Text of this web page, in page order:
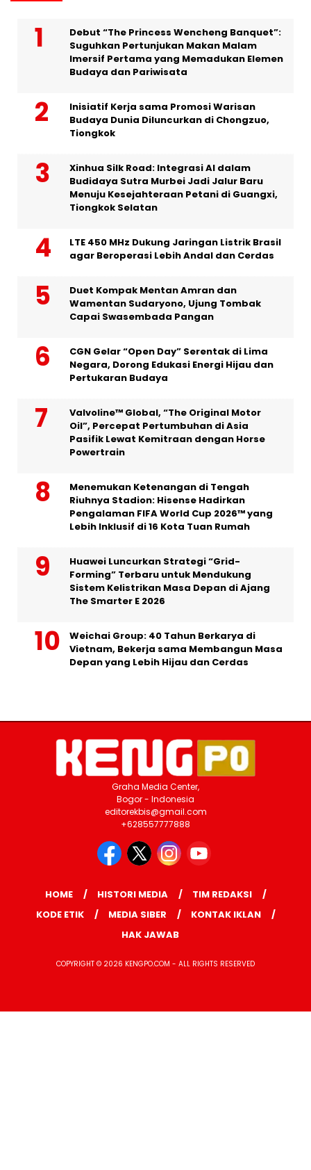
Debut “The Princess Wencheng Banquet”:
Suguhkan Pertunjukan Makan Malam
Imersif Pertama yang Memadukan Elemen
Budaya dan Pariwisata
Inisiatif Kerja sama Promosi Warisan
Budaya Dunia Diluncurkan di Chongzuo,
Tiongkok
Xinhua Silk Road: Integrasi AI dalam
Budidaya Sutra Murbei Jadi Jalur Baru
Menuju Kesejahteraan Petani di Guangxi,
Tiongkok Selatan
LTE 450 MHz Dukung Jaringan Listrik Brasil
agar Beroperasi Lebih Andal dan Cerdas
Duet Kompak Mentan Amran dan
Wamentan Sudaryono, Ujung Tombak
Capai Swasembada Pangan
CGN Gelar “Open Day” Serentak di Lima
Negara, Dorong Edukasi Energi Hijau dan
Pertukaran Budaya
Valvoline™ Global, “The Original Motor
Oil”, Percepat Pertumbuhan di Asia
Pasifik Lewat Kemitraan dengan Horse
Powertrain
Menemukan Ketenangan di Tengah
Riuhnya Stadion: Hisense Hadirkan
Pengalaman FIFA World Cup 2026™ yang
Lebih Inklusif di 16 Kota Tuan Rumah
Huawei Luncurkan Strategi “Grid-
Forming” Terbaru untuk Mendukung
Sistem Kelistrikan Masa Depan di Ajang
The Smarter E 2026
Weichai Group: 40 Tahun Berkarya di
Vietnam, Bekerja sama Membangun Masa
Depan yang Lebih Hijau dan Cerdas
Graha Media Center,
Bogor - Indonesia
editorekbis@gmail.com
+628557777888
HOME HISTORI MEDIA
TIM REDAKSI
KODE ETIK
MEDIA SIBER
KONTAK IKLAN
HAK JAWAB
COPYRIGHT © 2026 KENGPO.COM - ALL RIGHTS RESERVED